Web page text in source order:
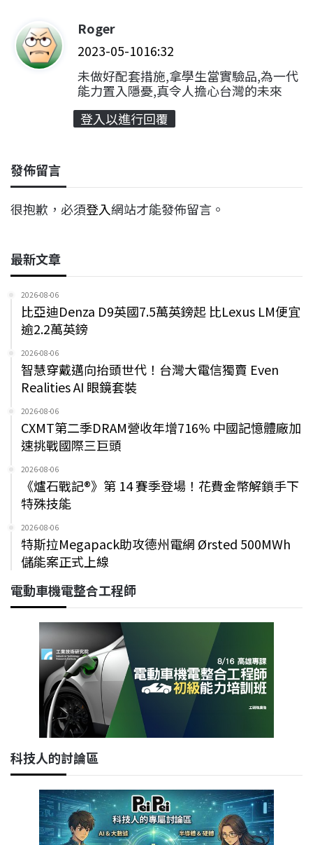
Roger
示
:
2023-05-1016:32
未做好配套措施,拿學生當實驗品,為一代
能力置入隱憂,真令人擔心台灣的未來
登入以進行回覆
發佈留言
很抱歉，必須登入網站才能發佈留言。
最新文章
2026-08-06
比亞迪Denza D9英國7.5萬英鎊起 比Lexus LM便宜
逾2.2萬英鎊
2026-08-06
智慧穿戴邁向抬頭世代！台灣大電信獨賣 Even
Realities AI 眼鏡套裝
2026-08-06
CXMT第二季DRAM營收年增716% 中國記憶體廠加
速挑戰國際三巨頭
2026-08-06
《爐石戰記®》第 14 賽季登場！花費金幣解鎖手下
特殊技能
2026-08-06
特斯拉Megapack助攻德州電網 Ørsted 500MWh
儲能案正式上線
電動車機電整合工程師
科技人的討論區